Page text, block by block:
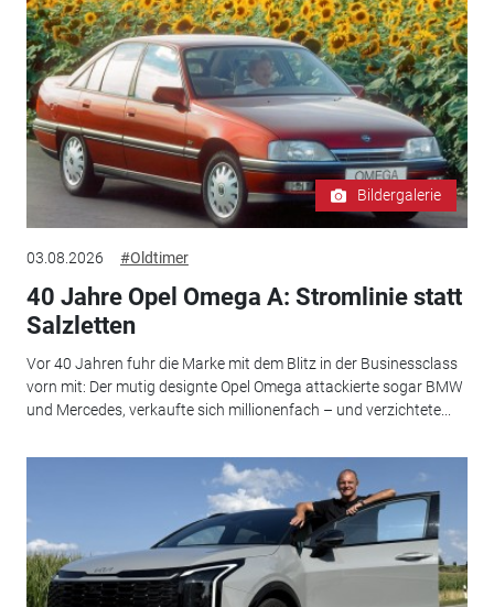
Bildergalerie
03.08.2026 #Oldtimer
40 Jahre Opel Omega A: Stromlinie statt
Salzletten
Vor 40 Jahren fuhr die Marke mit dem Blitz in der Businessclass
vorn mit: Der mutig designte Opel Omega attackierte sogar BMW
und Mercedes, verkaufte sich millionenfach – und verzichtete...